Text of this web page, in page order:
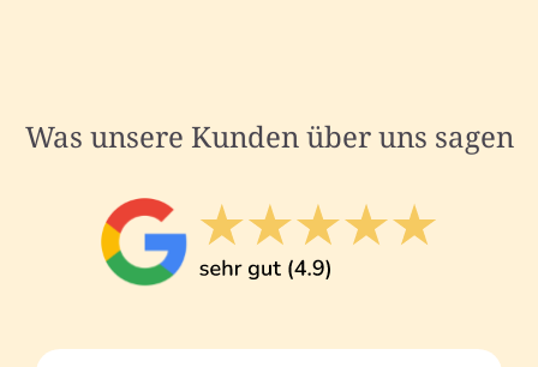
Was unsere Kunden über uns sagen